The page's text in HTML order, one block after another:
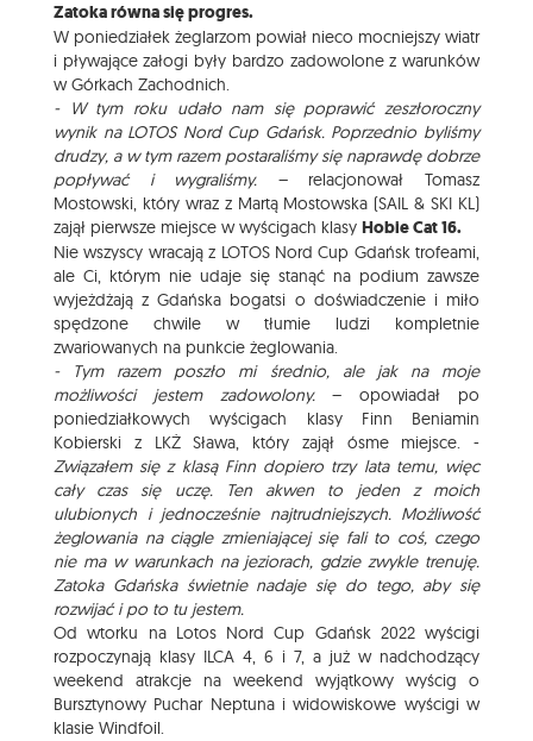
Zatoka równa się progres.
W poniedziałek żeglarzom powiał nieco mocniejszy wiatr
i pływające załogi były bardzo zadowolone z warunków
w Górkach Zachodnich.
- W tym roku udało nam się poprawić zeszłoroczny
wynik na LOTOS Nord Cup Gdańsk. Poprzednio byliśmy
drudzy, a w tym razem postaraliśmy się naprawdę dobrze
popływać i wygraliśmy. – relacjonował Tomasz
Mostowski, który wraz z Martą Mostowska (SAIL & SKI KL)
zajął pierwsze miejsce w wyścigach klasy Hobie Cat 16.
Nie wszyscy wracają z LOTOS Nord Cup Gdańsk trofeami,
ale Ci, którym nie udaje się stanąć na podium zawsze
wyjeżdżają z Gdańska bogatsi o doświadczenie i miło
spędzone chwile w tłumie ludzi kompletnie
zwariowanych na punkcie żeglowania.
- Tym razem poszło mi średnio, ale jak na moje
możliwości jestem zadowolony.– opowiadał po
poniedziałkowych wyścigach klasy Finn Beniamin
Kobierski z LKŻ Sława, który zajął ósme miejsce. -
Związałem się z klasą Finn dopiero trzy lata temu, więc
cały czas się uczę. Ten akwen to jeden z moich
ulubionych i jednocześnie najtrudniejszych. Możliwość
żeglowania na ciągle zmieniającej się fali to coś, czego
nie ma w warunkach na jeziorach, gdzie zwykle trenuję.
Zatoka Gdańska świetnie nadaje się do tego, aby się
rozwijać i po to tu jestem.
Od wtorku na Lotos Nord Cup Gdańsk 2022 wyścigi
rozpoczynają klasy ILCA 4, 6 i 7, a już w nadchodzący
weekend atrakcje na weekend wyjątkowy wyścig o
Bursztynowy Puchar Neptuna i widowiskowe wyścigi w
klasie Windfoil.